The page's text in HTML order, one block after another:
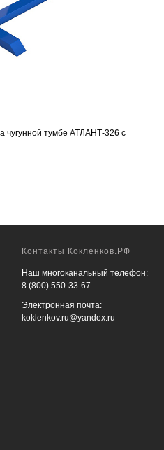
чугунной тумбе АТЛАНТ-326 с
Контакты Кокленков.РФ
Наш многоканальный телефон:
8 (800) 550-33-67
Электронная почта:
koklenkov.ru@yandex.ru